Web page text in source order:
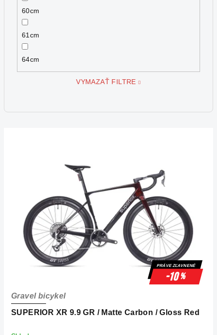
60cm
61cm
64cm
VYMAZAŤ FILTRE
PRÁVE ZĽAVNENÉ
-10%
SUPERIOR XR 9.9 GR / Matte Carbon / Gloss Red
Gravel bicykel